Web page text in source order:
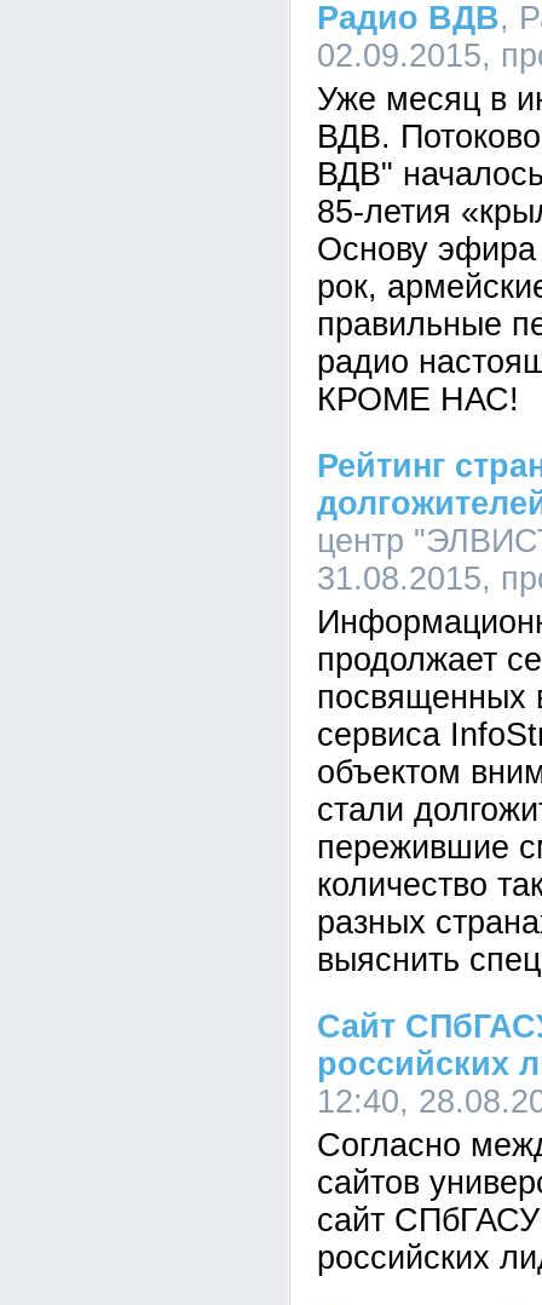
Радио ВДВ,
02.09.2015,
Уже месяц в
ВДВ.
ВДВ"
85-летия
Основу
рок,
правильные
радио
КРОМЕ НАС!
Рейтинг
центр
31.08.2015,
продолжает
посвященных
сервиса
объектом
стали
пережившие
количество
разных
выяснить
Сайт
российских
12:40,
Согласно
сайтов
сайт
российских